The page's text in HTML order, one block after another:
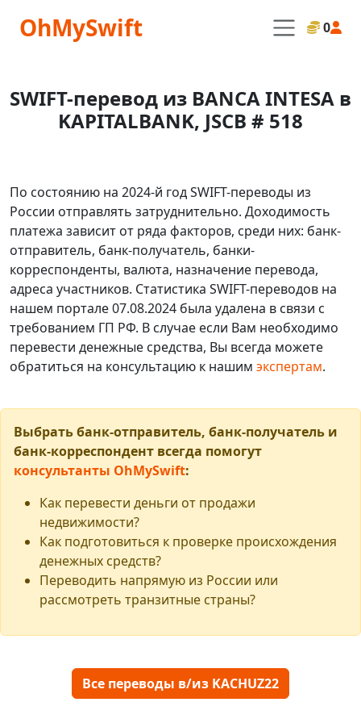
OhMySwift 0
SWIFT-перевод из BANCA INTESA в
KAPITALBANK, JSCB # 518
По состоянию на 2024-й год SWIFT-переводы из
России отправлять затруднительно. Доходимость
платежа зависит от ряда факторов, среди них: банк-
отправитель, банк-получатель, банки-
корреспонденты, валюта, назначение перевода,
адреса участников. Статистика SWIFT-переводов на
нашем портале 07.08.2024 была удалена в связи с
требованием ГП РФ. В случае если Вам необходимо
перевести денежные средства, Вы всегда можете
обратиться на консультацию к нашим экспертам.
Выбрать банк-отправитель, банк-получатель и
банк-корреспондент всегда помогут
консультанты OhMySwift:
Как перевести деньги от продажи
недвижимости?
Как подготовиться к проверке происхождения
денежных средств?
Переводить напрямую из России или
рассмотреть транзитные страны?
Все переводы в/из KACHUZ22